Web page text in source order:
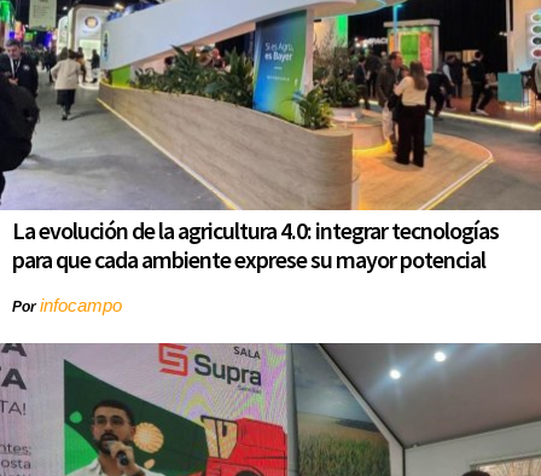
La evolución de la agricultura 4.0: integrar tecnologías
para que cada ambiente exprese su mayor potencial
Porinfocampo